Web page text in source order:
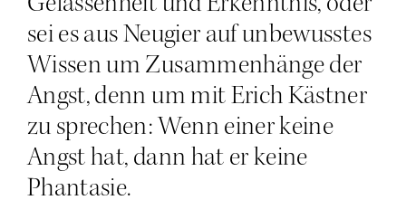
sei es aus Neu­gier auf unbe­wuss­tes
Wis­sen um Zusam­men­hän­ge der
Angst, denn um mit Erich Käst­ner
zu spre­chen: Wenn einer kei­ne
Angst hat, dann hat er kei­ne
Phantasie.